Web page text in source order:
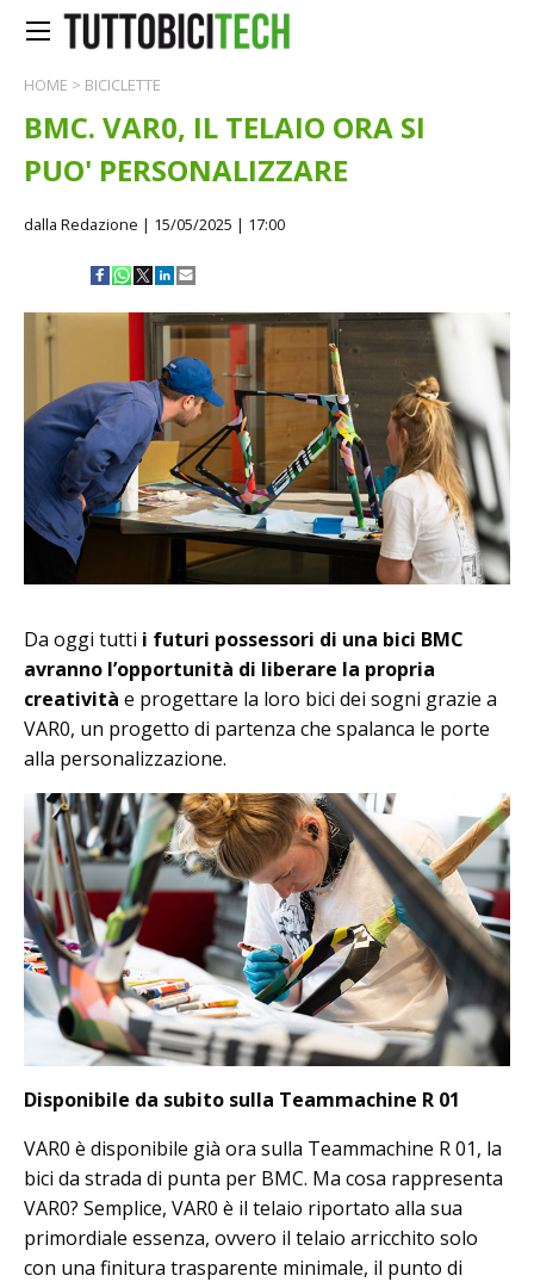
HOME > BICICLETTE
BMC. VAR0, IL TELAIO ORA SI
PUO' PERSONALIZZARE
dalla Redazione | 15/05/2025 | 17:00
Da oggi tutti i futuri possessori di una bici BMC
avranno l’opportunità di liberare la propria
creatività e progettare la loro bici dei sogni grazie a
VAR0, un progetto di partenza che spalanca le porte
alla personalizzazione.
Disponibile da subito sulla Teammachine R 01
VAR0 è disponibile già ora sulla Teammachine R 01, la
bici da strada di punta per BMC. Ma cosa rappresenta
VAR0? Semplice, VAR0 è il telaio riportato alla sua
primordiale essenza, ovvero il telaio arricchito solo
con una finitura trasparente minimale, il punto di